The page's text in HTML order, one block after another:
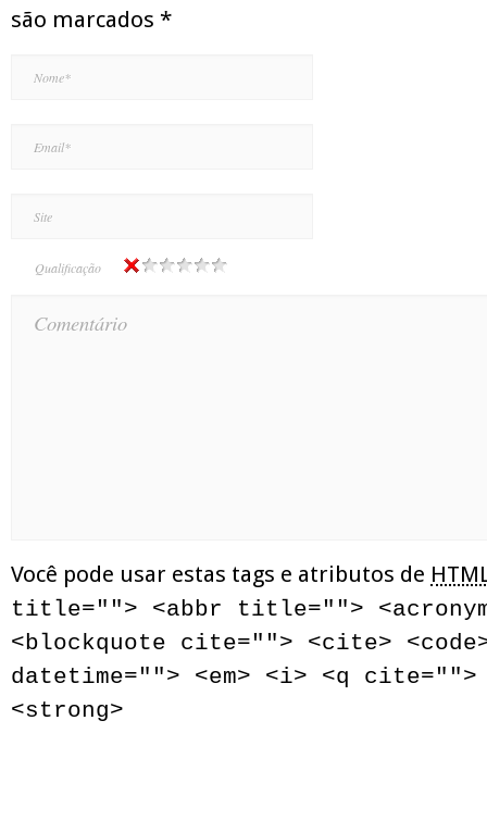
são marcados *
Qualificação
Você pode usar estas tags e atributos de
title=""> <abbr title="">
<blockquote cite=""> <cite>
datetime=""> <em> <i> <q
<strong>